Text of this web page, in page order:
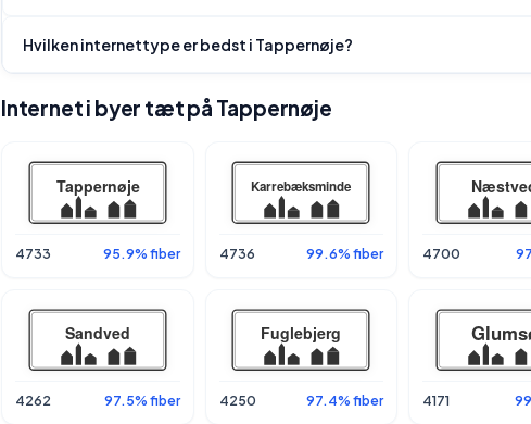
Hvilken internettype er bedst i Tappernøje?
Internet i byer tæt på Tappernøje
4733 95.9% fiber 4736 99.6% fiber 4700
4262 97.5% fiber 4250 97.4% fiber 4171